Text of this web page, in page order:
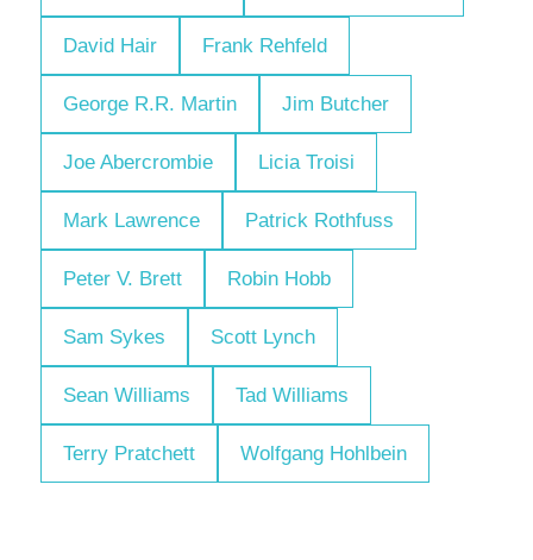
David Hair Frank Rehfeld
George R.R. Martin Jim Butcher
Joe Abercrombie Licia Troisi
Mark Lawrence Patrick Rothfuss
Peter V. Brett Robin Hobb
Sam Sykes Scott Lynch
Sean Williams Tad Williams
Terry Pratchett Wolfgang Hohlbein